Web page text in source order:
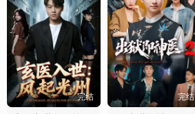
完结 完结